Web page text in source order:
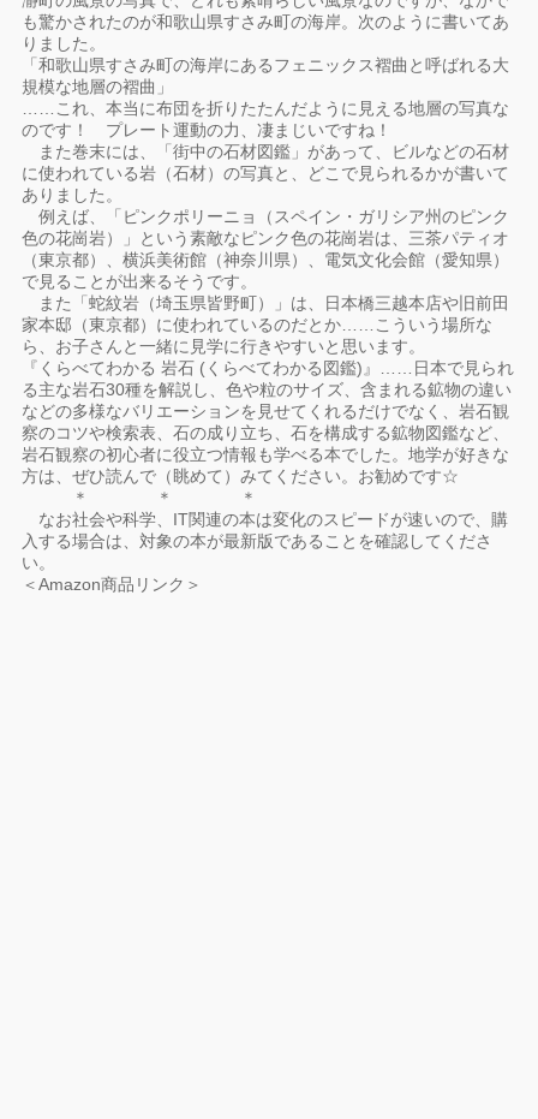
も驚かされたのが和歌山県すさみ町の海岸。次のように書いてあ
りました。
「和歌山県すさみ町の海岸にあるフェニックス褶曲と呼ばれる大
規模な地層の褶曲」
……これ、本当に布団を折りたたんだように見える地層の写真な
のです！ プレート運動の力、凄まじいですね！
また巻末には、「街中の石材図鑑」があって、ビルなどの石材
に使われている岩（石材）の写真と、どこで見られるかが書いて
ありました。
例えば、「ピンクポリーニョ（スペイン・ガリシア州のピンク
色の花崗岩）」という素敵なピンク色の花崗岩は、三茶パティオ
（東京都）、横浜美術館（神奈川県）、電気文化会館（愛知県）
で見ることが出来るそうです。
また「蛇紋岩（埼玉県皆野町）」は、日本橋三越本店や旧前田
家本邸（東京都）に使われているのだとか……こういう場所な
ら、お子さんと一緒に見学に行きやすいと思います。
『くらべてわかる 岩石 (くらべてわかる図鑑)』……日本で見られ
る主な岩石30種を解説し、色や粒のサイズ、含まれる鉱物の違い
などの多様なバリエーションを見せてくれるだけでなく、岩石観
察のコツや検索表、石の成り立ち、石を構成する鉱物図鑑など、
岩石観察の初心者に役立つ情報も学べる本でした。地学が好きな
方は、ぜひ読んで（眺めて）みてください。お勧めです☆
＊ ＊ ＊
なお社会や科学、IT関連の本は変化のスピードが速いので、購
入する場合は、対象の本が最新版であることを確認してくださ
い。
＜Amazon商品リンク＞